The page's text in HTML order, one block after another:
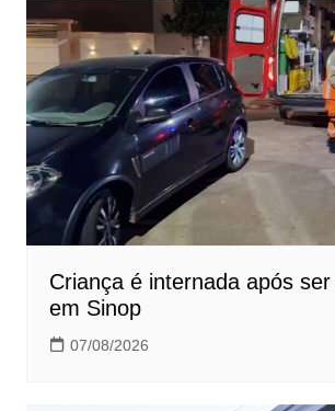
Criança é internada após
em Sinop
07/08/2026